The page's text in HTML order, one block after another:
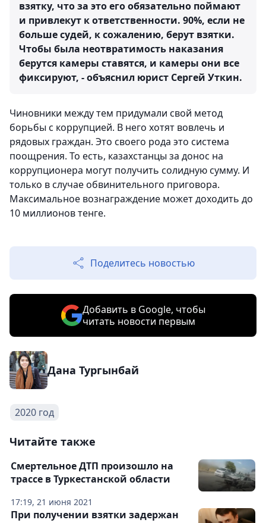
взятку, что за это его обязательно поймают
и привлекут к ответственности. 90%, если не
больше судей, к сожалению, берут взятки.
Чтобы была неотвратимость наказания
берутся камеры ставятся, и камеры они все
фиксируют, - объяснил юрист Сергей Уткин.
Чиновники между тем придумали свой метод
борьбы с коррупцией. В него хотят вовлечь и
рядовых граждан. Это своего рода это система
поощрения. То есть, казахстанцы за донос на
коррупционера могут получить солидную сумму. И
только в случае обвинительного приговора.
Максимальное вознаграждение может доходить до
10 миллионов тенге.
Поделитесь новостью
Добавить в Google, чтобы
читать новости первым
Дана Тургынбай
2020 год
Читайте также
17:19, 21 июня 2021
Смертельное ДТП произошло на
трассе в Туркестанской области
При получении взятки задержан